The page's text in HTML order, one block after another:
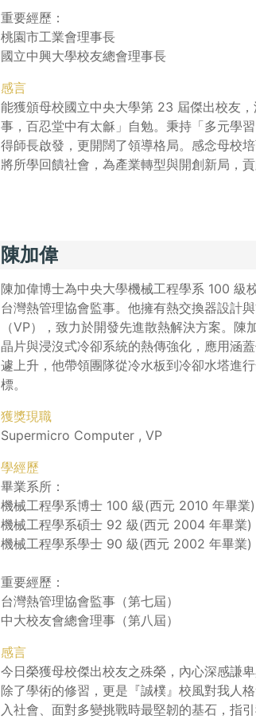
重要經歷：
桃園市工業會理事長
國立中興大學校友總會理事長
感言
能獲頒母校國立中央大學第 23 屆傑出校友
事，百忍堂中有太龢」自勉。秉持「多元學
得師長啟發，更開闊了領導格局。感念母校
將所學回饋社會，為產業轉型與開創新局，
陳加偉
陳加偉博士為中央大學機械工程學系 100 級
台灣熱管理協會監事。他擁有熱交換器設計
（VP），致力於開發先進散熱解決方案。
晶片與浸沒式冷卻系統的熱傳強化，應用涵
遽上升，他帶領團隊從冷水板到冷卻水塔進
標。
獲獎現職
Supermicro Computer , VP
學經歷
畢業系所：
機械工程學系博士 100 級(西元 2010 年畢業)
機械工程學系碩士 92 級(西元 2004 年畢業)
機械工程學系學士 90 級(西元 2002 年畢業)
重要經歷：
台灣熱管理協會監事（第七屆）
中大校友會總會理事（第八屆）
感言
今日榮獲母校傑出校友之殊榮，內心深感謙
除了學術的修習，更是『誠樸』校風對我人
入社會、面對多變挑戰時最堅韌的基石，指